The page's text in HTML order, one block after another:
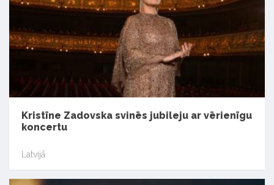
Kristīne Zadovska svinēs jubileju ar vērienīgu
koncertu
Latvijā